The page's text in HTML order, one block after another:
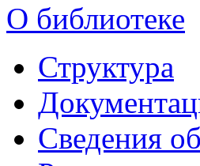
О библиотеке
Структура
Сведения